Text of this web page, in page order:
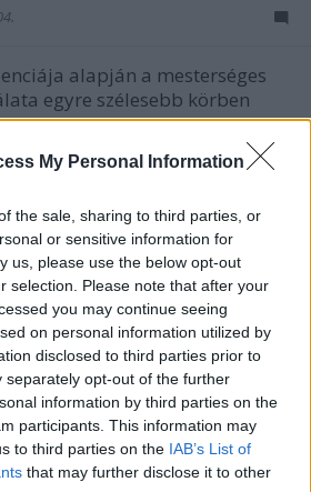
My Personal Information
the sale, sharing to third parties, or
or sensitive information for
us, please use the below opt-out
selection. Please note that after your
you may continue seeing
on personal information utilized by
disclosed to third parties prior to
separately opt-out of the further
information by third parties on the
participants. This information may
to third parties on the IAB’s List of
that may further disclose it to other
alapján a mesterséges
egyre szélesebb körben
az újabb és újabb
igaz, hanem az AI eszközök
Napjainkban már nem csak a